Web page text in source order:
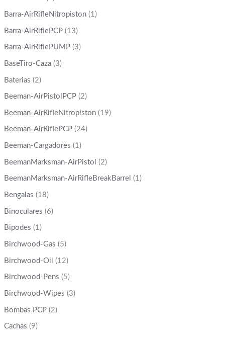
Barra-AirRifleNitropiston (1)
Barra-AirRiflePCP (13)
Barra-AirRiflePUMP (3)
BaseTiro-Caza (3)
Baterias (2)
Beeman-AirPistolPCP (2)
Beeman-AirRifleNitropiston (19)
Beeman-AirRiflePCP (24)
Beeman-Cargadores (1)
BeemanMarksman-AirPistol (2)
BeemanMarksman-AirRifleBreakBarrel (1)
Bengalas (18)
Binoculares (6)
Bipodes (1)
Birchwood-Gas (5)
Birchwood-Oil (12)
Birchwood-Pens (5)
Birchwood-Wipes (3)
Bombas PCP (2)
Cachas (9)